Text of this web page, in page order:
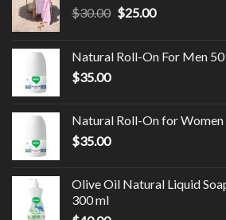
$30.00 $25.00
Natural Roll-On For Men
$35.00
Natural Roll-On for Women
$35.00
Olive Oil Natural Liquid
300 ml